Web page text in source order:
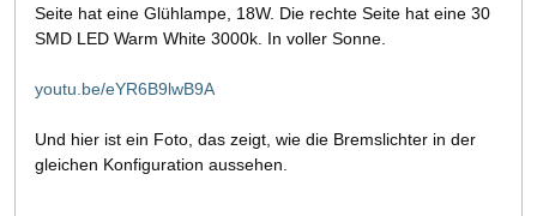
Seite hat eine Glühlampe, 18W. Die rechte Seite hat eine 30
SMD LED Warm White 3000k. In voller Sonne.
youtu.be/eYR6B9lwB9A
Und hier ist ein Foto, das zeigt, wie die Bremslichter in der
gleichen Konfiguration aussehen.